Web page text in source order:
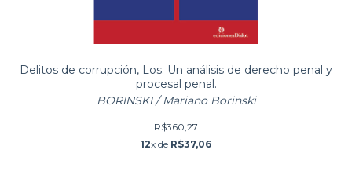
Delitos de corrupción, Los. Un análisis de derecho penal y
procesal penal.
BORINSKI / Mariano Borinski
R$360,27
12x de R$37,06